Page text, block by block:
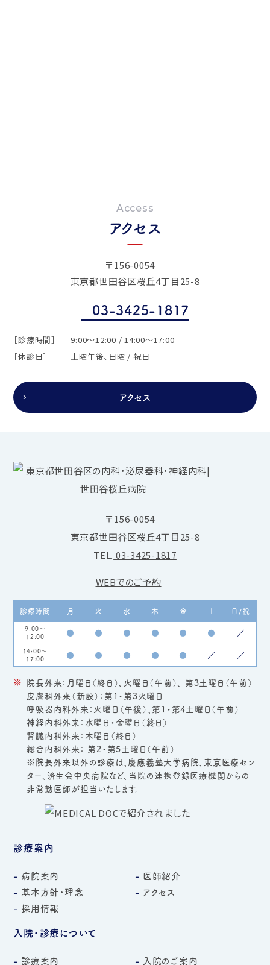
Access
アクセス
〒156-0054
東京都世田谷区桜丘4丁目25-8
03-3425-1817
［診療時間］
9:00～12:00 / 14:00～17:00
［休診日］
土曜午後、日曜 / 祝日
アクセス
〒156-0054
東京都世田谷区桜丘4丁目25-8
TEL. 03-3425-1817
WEBでのご予約
診療時間 月 火 水 木 金 土 日/祝
9:00～
12:00
● ● ● ● ● ● ／
14:00～
17:00
● ● ● ● ● ／ ／
院長外来：月曜日（終日）、火曜日（午前）、 第3土曜日（午前）
皮膚科外来（新設）：第1・第3火曜日
呼吸器内科外来：火曜日（午後）、第1・第4土曜日（午前）
神経内科外来：水曜日・金曜日（終日）
腎臓内科外来：木曜日（終日）
総合内科外来： 第2・第5土曜日（午前）
※院長外来以外の診療は、慶應義塾大学病院、東京医療セン
ター、済生会中央病院など、当院の連携登録医療機関からの
非常勤医師が担当いたします。
診療案内
病院案内
医師紹介
基本方針・理念
アクセス
採用情報
入院・診療について
診療案内 入院のご案内